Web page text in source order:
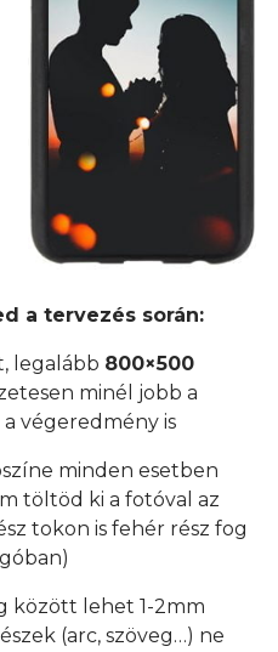
a tervezés során:
legalább 800×500
minél jobb a
végeredmény is
minden esetben
töltöd ki a fotóval az
tokon is fehér rész fog
között lehet 1-2mm
(arc, szöveg…) ne